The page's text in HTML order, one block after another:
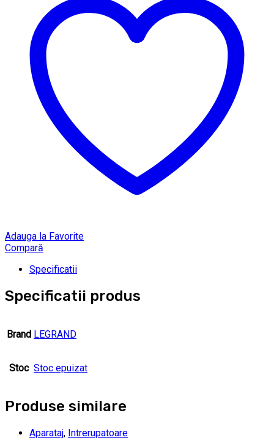
Adauga la Favorite
Compară
Specificatii
Specificatii produs
Brand LEGRAND
Stoc Stoc epuizat
Produse similare
Aparataj, Intrerupatoare